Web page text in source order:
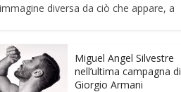
diversa da ciò che appare, a
Miguel Angel Silvestre
nell’ultima campagna di
Giorgio Armani